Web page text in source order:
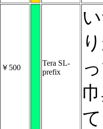
￥500
Tera SL-
prefix